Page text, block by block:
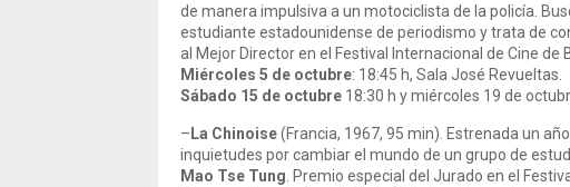
de manera impulsiva a un motociclista de la policía.
estudiante estadounidense de periodismo y trata de
al Mejor Director en el Festival Internacional de Cine de
Miércoles 5 de octubre: 18:45 h, Sala José Revueltas.
Sábado 15 de octubre 18:30 h y miércoles 19 de
– La Chinoise(Francia, 1967, 95 min). Estrenada un
inquietudes por cambiar el mundo de un grupo de
Mao Tse Tung . Premio especial del Jurado en el